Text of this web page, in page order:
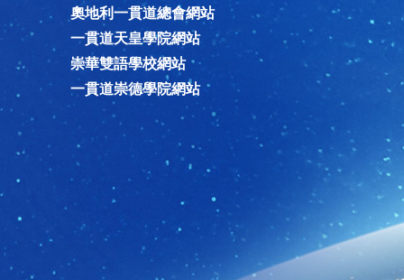
奧地利一貫道總會網站
一貫道天皇學院網站
崇華雙語學校網站
一貫道崇德學院網站